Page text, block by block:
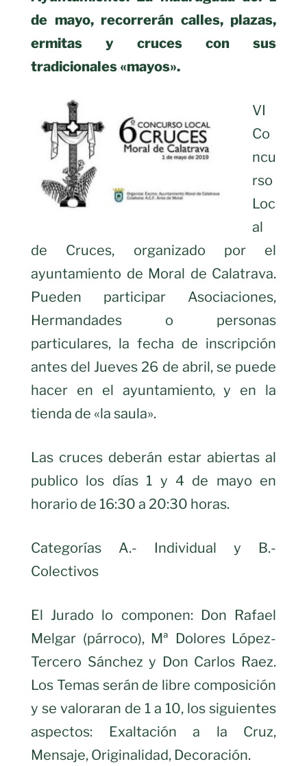
de mayo, recorrerán calles, plazas,
ermitas y cruces con sus
tradicionales «mayos».
VI
Co
ncu
rso
Loc
al
de Cruces, organizado por el
ayuntamiento de Moral de Calatrava.
Pueden participar Asociaciones,
Hermandades o personas
particulares, la fecha de inscripción
antes del Jueves 26 de abril, se puede
hacer en el ayuntamiento, y en la
tienda de «la saula».
Las cruces deberán estar abiertas al
publico los días 1 y 4 de mayo en
horario de 16:30 a 20:30 horas.
Categorías A.- Individual y B.-
Colectivos
El Jurado lo componen: Don Rafael
Melgar (párroco), Mª Dolores López-
Tercero Sánchez y Don Carlos Raez.
Los Temas serán de libre composición
y se valoraran de 1 a 10, los siguientes
aspectos: Exaltación a la Cruz,
Mensaje, Originalidad, Decoración.